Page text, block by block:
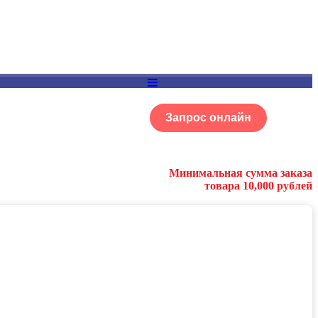
Запрос онлайн
Минимальная сумма заказа
товара 10,000 рублей